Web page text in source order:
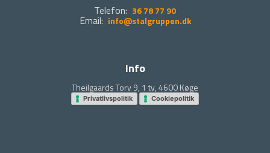
Telefon: 36 78 77 90
Email: info@stalgruppen.dk
Info
Theilgaards Torv 9, 1 tv, 4600 Køge
Privatlivspolitik Cookiepolitik